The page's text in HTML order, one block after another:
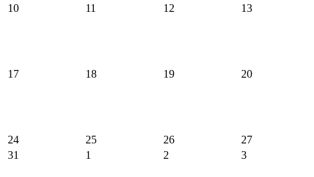
10
11 12 13
17 18 19 20
24 25 26
27
31
1 2 3